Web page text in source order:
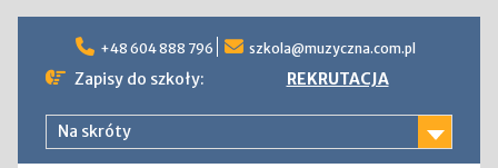
content
+48 604 888 796 szkola@muzyczna.com.pl
Zapisy do szkoły: REKRUTACJA
Na skróty